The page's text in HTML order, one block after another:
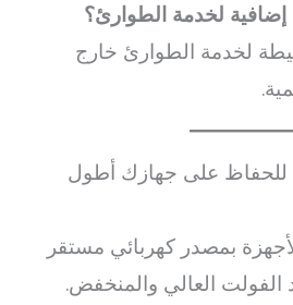
لخدمة الطوارئ؟
لخدمة الطوارئ خارج
للحفاظ على جهازك أطول
بمصدر كهربائي مستقر
العالي والمنخفض.